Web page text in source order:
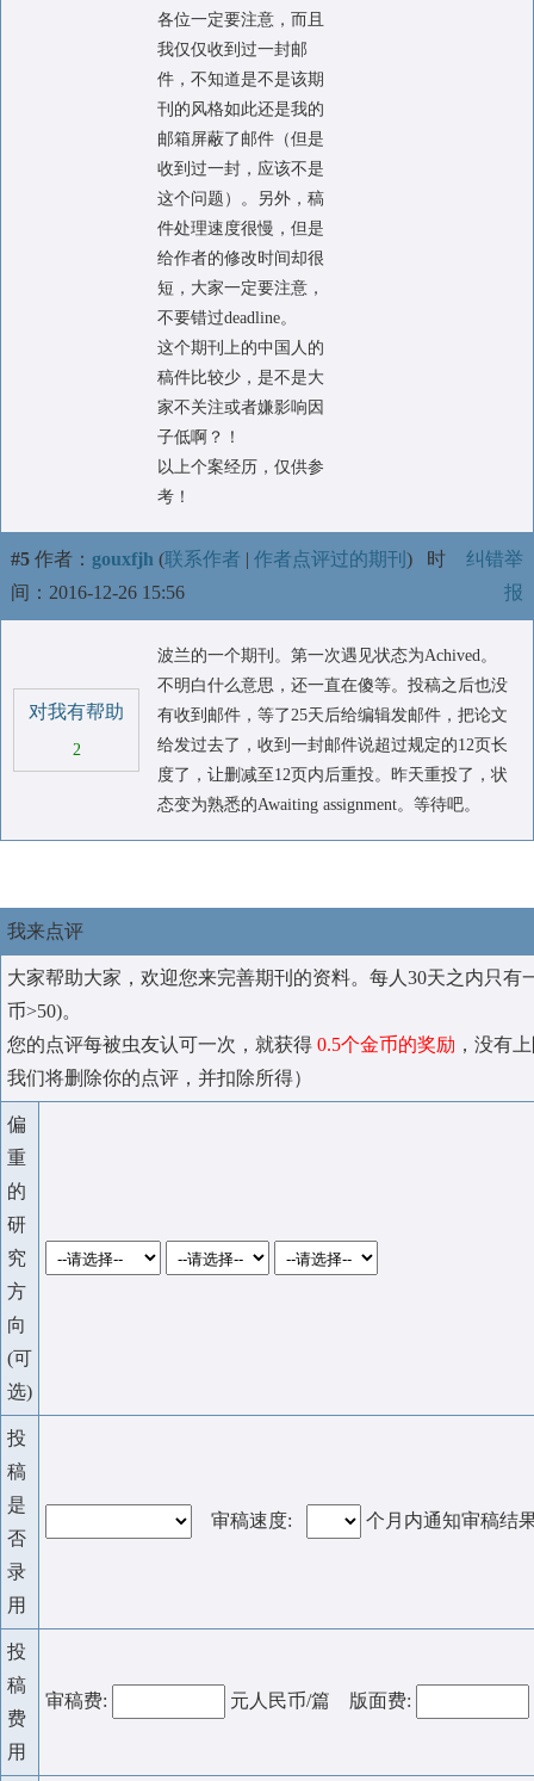
各位一定要注意，而且
我仅仅收到过一封邮
件，不知道是不是该期
刊的风格如此还是我的
邮箱屏蔽了邮件（但是
收到过一封，应该不是
这个问题）。另外，稿
件处理速度很慢，但是
给作者的修改时间却很
短，大家一定要注意，
不要错过deadline。
这个期刊上的中国人的
稿件比较少，是不是大
家不关注或者嫌影响因
子低啊？！
以上个案经历，仅供参
考！
#5 作者： gouxfjh (联系作者 | 作者点评过的期刊 ) 时
间：2016-12-26 15:56
纠错举
报
对我有帮助
2
波兰的一个期刊。第一次遇见状态为Achived。
不明白什么意思，还一直在傻等。投稿之后也没
有收到邮件，等了25天后给编辑发邮件，把论文
给发过去了，收到一封邮件说超过规定的12页长
度了，让删减至12页内后重投。昨天重投了，状
态变为熟悉的Awaiting assignment。等待吧。
我来点评
大家帮助大家，欢迎您来完善期刊的资料。每人30天之内只有
币>50)。
您的点评每被虫友认可一次，就获得 0.5个金币的奖励 ，没有
我们将删除你的点评，并扣除所得）
偏
重
的
研
究
方
向
(可
选)
投
稿
是
否
录
用
审稿速度: 个月内通知审稿结
投
稿
费
用
审稿费: 元人民币/篇 版面费: